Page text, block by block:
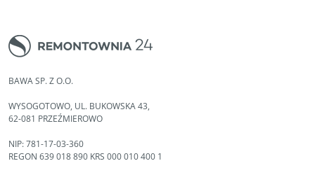
BAWA SP. Z O.O.
WYSOGOTOWO, UL. BUKOWSKA 43,
62-081 PRZEŹMIEROWO
NIP: 781-17-03-360
REGON 639 018 890 KRS 000 010 400 1